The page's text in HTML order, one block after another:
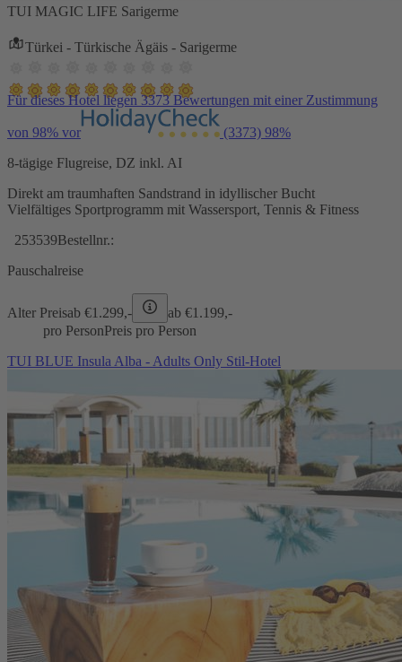
TUI MAGIC LIFE Sarigerme
Türkei - Türkische Ägäis - Sarigerme
Für dieses Hotel liegen 3373 Bewertungen mit einer Zustimmung
von 98% vor (3373) 98%
8-tägige Flugreise, DZ inkl. AI
Direkt am traumhaften Sandstrand in idyllischer Bucht
Vielfältiges Sportprogramm mit Wassersport, Tennis & Fitness
253539Bestellnr.:
Pauschalreise
Alter Preisab €1.299,- ab €1.199,-
pro PersonPreis pro Person
TUI BLUE Insula Alba - Adults Only Stil-Hotel